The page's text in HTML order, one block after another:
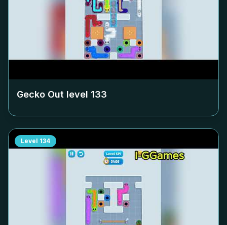
Gecko Out level 133
Level 134